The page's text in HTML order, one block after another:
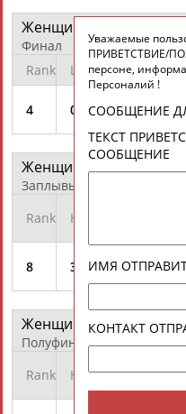
Женщины - На спине
Финал
Rank
Lane Athlete
4 02
Anastasia
Женщины - На спине
Заплывы
Rank
Heat
8 3
ZUEVA
Anastasia
Женщины - На спине
Полуфинал
Rank
Heat Athlete
Уважаемые
ПРИВЕТСТВИЕ/
персоне,
Персоналий !
СООБЩЕНИЕ
ТЕКСТ
СООБЩЕНИЕ
ИМЯ
КОНТАКТ